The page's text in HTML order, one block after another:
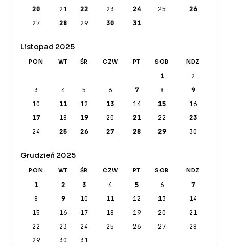
20
21 22 23 24 25
26
27
28 29 30 31
Listopad 2025
PON WT ŚR CZW PT SOB NDZ
1
2
3
4 5 6 7 8
9
10
11 12 13 14 15
16
17
18 19 20 21 22
23
24
25 26 27 28 29 30
Grudzień 2025
PON WT ŚR CZW PT SOB NDZ
1 2 3 4 5 6
7
8
9 10 11 12 13
14
15
16 17 18 19 20
21
22
23 24 25 26 27
28
29
30 31